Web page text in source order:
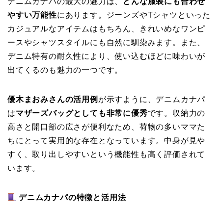
やすい万能性にあります。ジーンズやTシャツといった
カジュアルなアイテムはもちろん、きれいめなワンピ
ースやシャツスタイルにも自然に馴染みます。また、
デニム特有の耐久性により、使い込むほどに味わいが
出てくるのも魅力の一つです。
優木まおみさんの活用例 が示すように、デニムカナパ
はマザーズバッグとしても非常に優秀です。収納力の
高さと開口部の広さが便利なため、荷物の多いママた
ちにとって実用的な存在となっています。中身が見や
すく、取り出しやすいという機能性も高く評価されて
います。
デニムカナパの特徴と活用法